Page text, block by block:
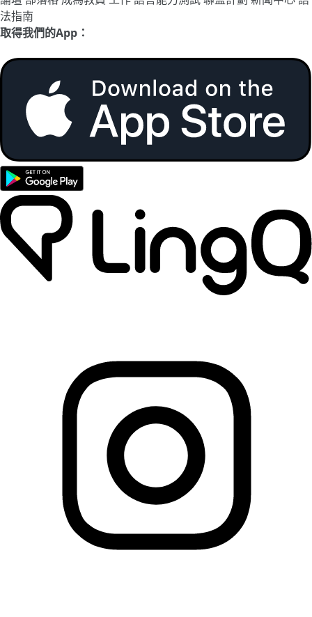
法指南
取得我們的App：